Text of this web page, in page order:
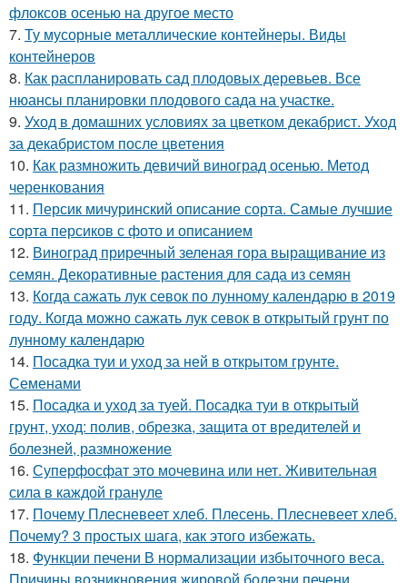
флоксов осенью на другое место
7. Ту мусорные металлические контейнеры. Виды
контейнеров
8. Как распланировать сад плодовых деревьев. Все
нюансы планировки плодового сада на участке.
9. Уход в домашних условиях за цветком декабрист. Уход
за декабристом после цветения
10. Как размножить девичий виноград осенью. Метод
черенкования
11. Персик мичуринский описание сорта. Самые лучшие
сорта персиков с фото и описанием
12. Виноград приречный зеленая гора выращивание из
семян. Декоративные растения для сада из семян
13. Когда сажать лук севок по лунному календарю в 2019
году. Когда можно сажать лук севок в открытый грунт по
лунному календарю
14. Посадка туи и уход за ней в открытом грунте.
Семенами
15. Посадка и уход за туей. Посадка туи в открытый
грунт, уход: полив, обрезка, защита от вредителей и
болезней, размножение
16. Суперфосфат это мочевина или нет. Живительная
сила в каждой грануле
17. Почему Плесневеет хлеб. Плесень. Плесневеет хлеб.
Почему? 3 простых шага, как этого избежать.
18. Функции печени В нормализации избыточного веса.